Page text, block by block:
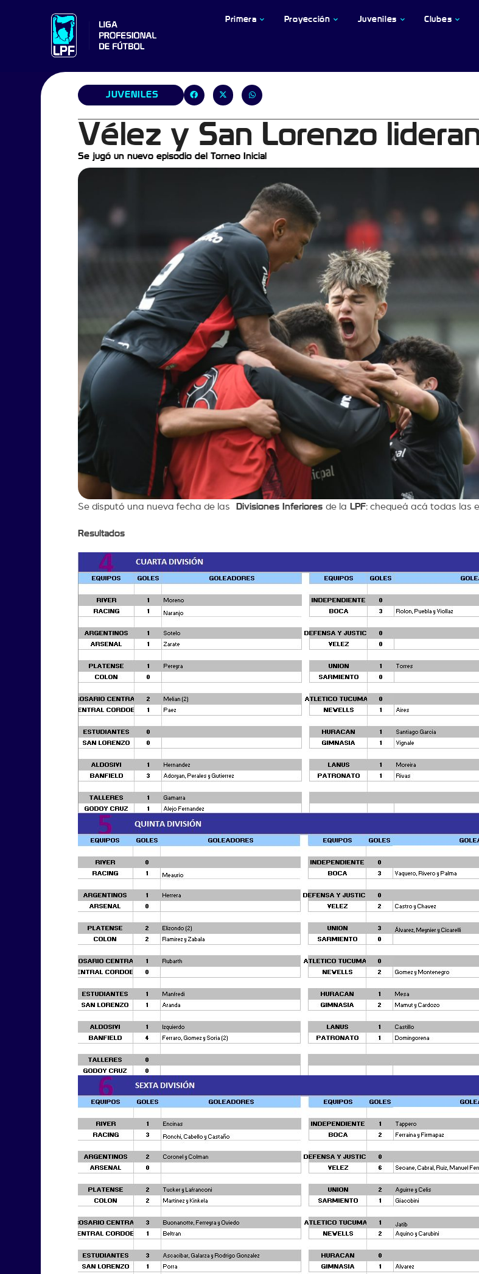
Primera Proyección Juveniles Clubes
JUVENILES
Vélez y San Lorenzo
Se jugó un nuevo episodio del Torneo Inicial
Se disputó una nueva fecha de las Divisiones Inferiores de la LPF: chequeá acá todas las
Resultados